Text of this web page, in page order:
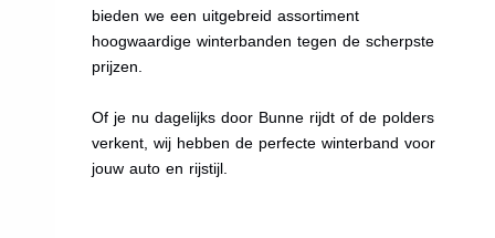
bieden we een uitgebreid assortiment
hoogwaardige winterbanden tegen de scherpste
prijzen.
Of je nu dagelijks door Bunne rijdt of de polders
verkent, wij hebben de perfecte winterband voor
jouw auto en rijstijl.